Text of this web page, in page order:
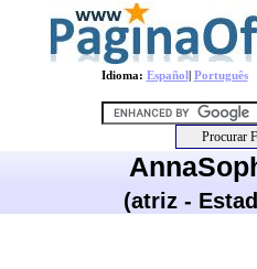
Idioma: Español| Português
(atriz -